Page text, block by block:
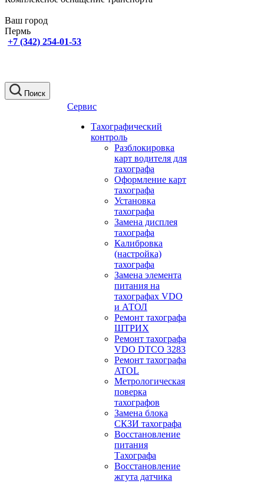
Ваш город
Пермь
+7 (342) 254-01-53
Поиск
Сервис
Тахографический
контроль
Разблокировка
карт водителя для
тахографа
Оформление карт
тахографа
Установка
тахографа
Замена дисплея
тахографа
Калибровка
(настройка)
тахографа
Замена элемента
питания на
тахографах VDO
и АТОЛ
Ремонт тахографа
ШТРИХ
Ремонт тахографа
VDO DTCO 3283
Ремонт тахографа
ATOL
Метрологическая
поверка
тахографов
Замена блока
СКЗИ тахографа
Восстановление
питания
Тахографа
Восстановление
жгута датчика